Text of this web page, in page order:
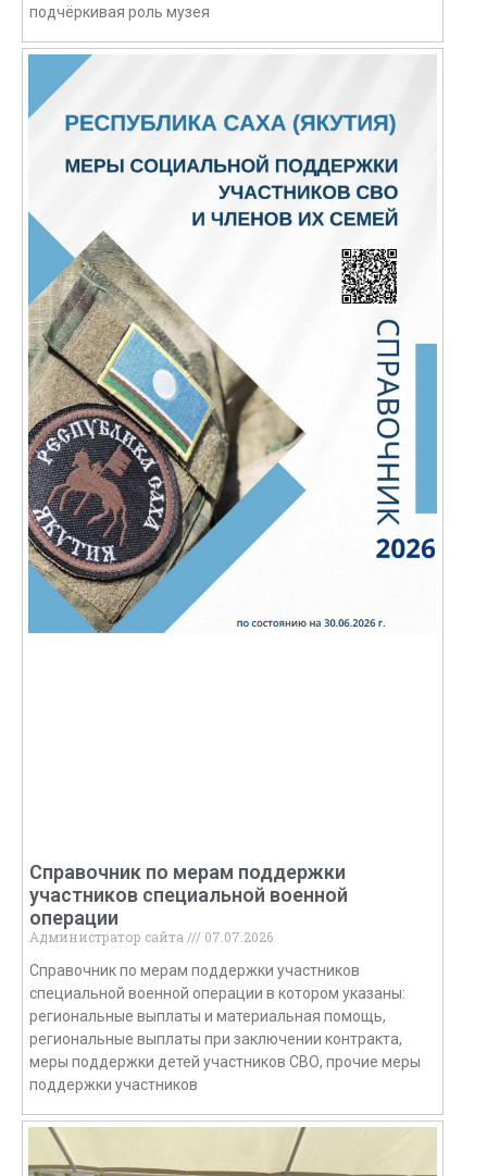
подчёркивая роль музея
Справочник по мерам поддержки
участников специальной военной
операции
Администратор сайта
07.07.2026
Справочник по мерам поддержки участников
специальной военной операции в котором указаны:
региональные выплаты и материальная помощь,
региональные выплаты при заключении контракта,
меры поддержки детей участников СВО, прочие меры
поддержки участников